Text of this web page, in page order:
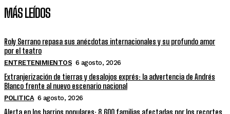
MÁS LEÍDOS
Roly Serrano repasa sus anécdotas internacionales y su profundo amor
por el teatro
ENTRETENIMIENTOS 6 agosto, 2026
Extranjerización de tierras y desalojos exprés: la advertencia de Andrés
Blanco frente al nuevo escenario nacional
POLITICA 6 agosto, 2026
Alerta en los barrios populares: 8.600 familias afectadas por los recortes